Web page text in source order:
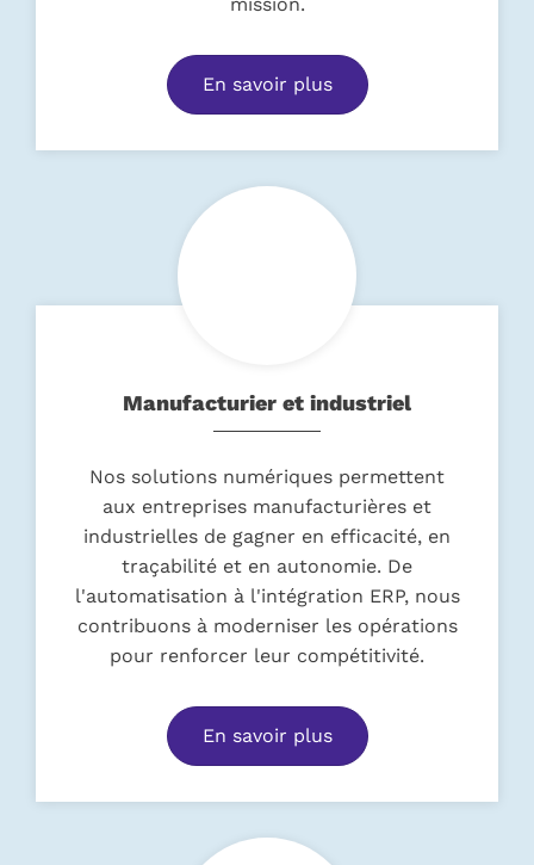
En savoir plus
Manufacturier et industriel
Nos solutions numériques permettent
aux entreprises manufacturières et
industrielles de gagner en efficacité, en
traçabilité et en autonomie. De
l'automatisation à l'intégration ERP, nous
contribuons à moderniser les opérations
pour renforcer leur compétitivité.
En savoir plus